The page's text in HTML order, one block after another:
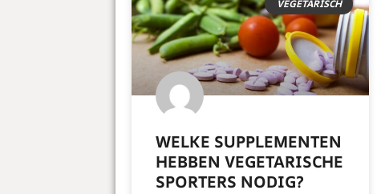
VEGETARISCH
WELKE SUPPLEMENTEN
HEBBEN VEGETARISCHE
SPORTERS NODIG?